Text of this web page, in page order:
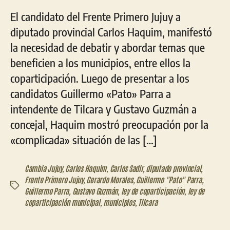
El candidato del Frente Primero Jujuy a
diputado provincial Carlos Haquim, manifestó
la necesidad de debatir y abordar temas que
beneficien a los municipios, entre ellos la
coparticipación. Luego de presentar a los
candidatos Guillermo «Pato» Parra a
intendente de Tilcara y Gustavo Guzmán a
concejal, Haquim mostró preocupación por la
«complicada» situación de las […]
Etiquetas
Cambia Jujuy,Carlos Haquim, Carlos Sadir,diputado provincial,
Frente Primero Jujuy,Gerardo Morales, Guillermo "Pato" Parra,
Guillermo Parra, Gustavo Guzmán, ley de coparticipación, ley de
coparticipación municipal, municipios, Tilcara